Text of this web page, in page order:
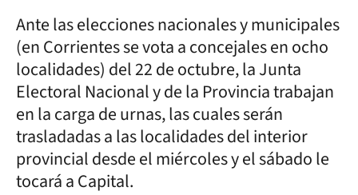
Ante las elecciones nacionales y municipales
(en Corrientes se vota a concejales en ocho
localidades) del 22 de octubre, la Junta
Electoral Nacional y de la Provincia trabajan
en la carga de urnas, las cuales serán
trasladadas a las localidades del interior
provincial desde el miércoles y el sábado le
tocará a Capital.